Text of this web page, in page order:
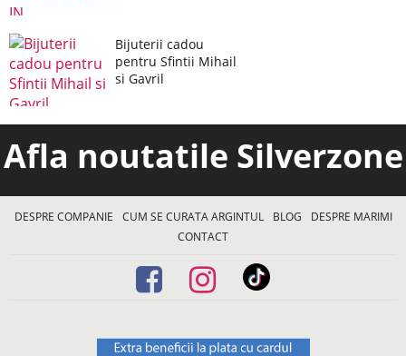
Bijuterii cadou
pentru Sfintii Mihail
si Gavril
Afla noutatile Silverzone
DESPRE COMPANIE CUM SE CURATA ARGINTUL BLOG
DESPRE MARIMI
CONTACT